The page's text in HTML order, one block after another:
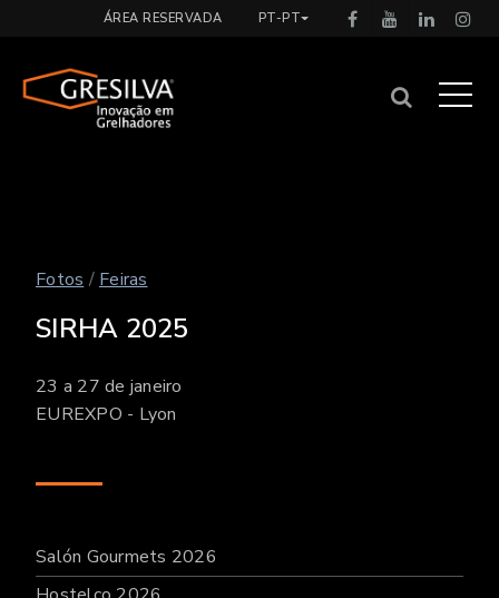
ÁREA RESERVADA PT-PT
Fotos / Feiras
SIRHA 2025
23 a 27 de janeiro
EUREXPO - Lyon
Salón Gourmets 2026